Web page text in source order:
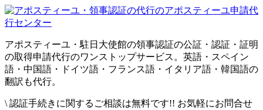
アポスティーユ・駐日大使館の領事認証の公証・認証・証明
の取得申請代行のワンストップサービス。英語・スペイン
語・中国語・ドイツ語・フランス語・イタリア語・韓国語の
翻訳も代行。
\ 認証手続きに関するご相談は無料です!! お気軽にお問合せ